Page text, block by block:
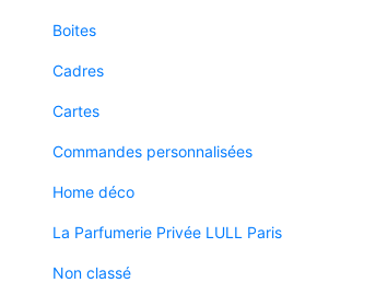
Boites
Cadres
Cartes
Commandes personnalisées
Home déco
La Parfumerie Privée LULL Paris
Non classé